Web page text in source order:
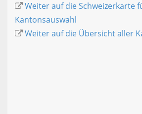
Weiter auf die Schweizerkarte
Kantonsauswahl
Weiter auf die Übersicht aller